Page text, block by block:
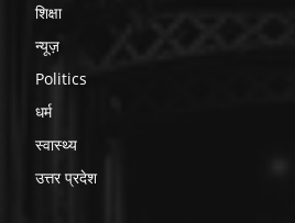
शिक्षा
न्यूज़
Politics
धर्म
स्वास्थ्य
उत्तर प्रदेश